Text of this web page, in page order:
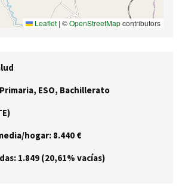
Leaflet | ©OpenStreetMapcontributors
ESO, Bachillerato
hogar: 8.440 €
1.849 (20,61% vacías)